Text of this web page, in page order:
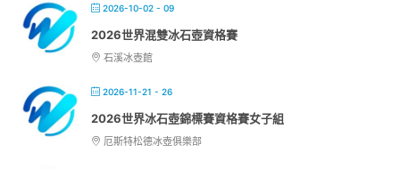
2026-10-02 - 09
2026世界混雙冰石壺資格賽
石溪冰壺館
2026-11-21 - 26
2026世界冰石壺錦標賽資格賽女子組
厄斯特松德冰壺俱樂部